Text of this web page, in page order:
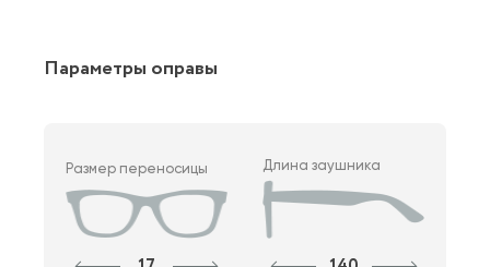
Параметры оправы
Размер переносицы Длина заушника